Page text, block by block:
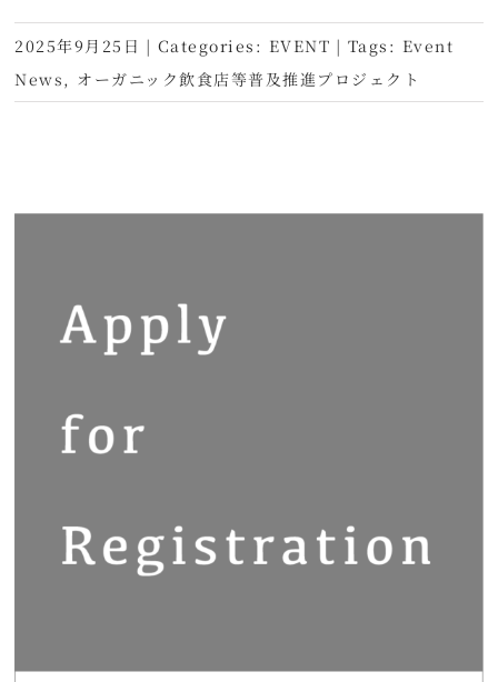
2025年9月25日 | Categories: EVENT | Tags: Event
News, オーガニック飲食店等普及推進プロジェクト